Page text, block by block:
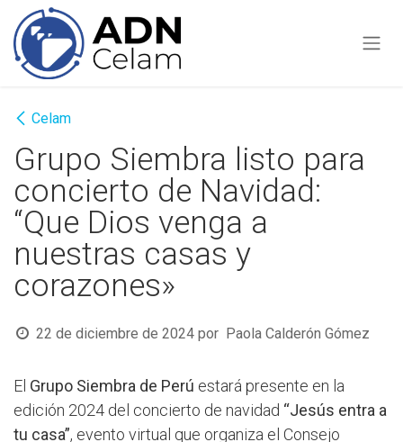
Ir al contenido
Celam
Grupo Siembra listo para
concierto de Navidad:
“Que Dios venga a
nuestras casas y
corazones»
22 de diciembre de 2024 por Paola Calderón Gómez
El Grupo Siembra de Perú estará presente en la
edición 2024 del concierto de navidad “Jesús entra a
tu casa”, evento virtual que organiza el Consejo